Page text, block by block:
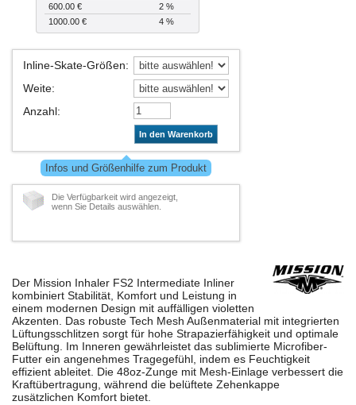
600.00 €
2 %
1000.00 €
4 %
Inline-Skate-Größen:
Weite:
Anzahl:
In den Warenkorb
Infos und Größenhilfe zum Produkt
Die Verfügbarkeit wird angezeigt,
wenn Sie Details auswählen.
Der Mission Inhaler FS2 Intermediate Inliner
kombiniert Stabilität, Komfort und Leistung in
einem modernen Design mit auffälligen violetten
Akzenten. Das robuste Tech Mesh Außenmaterial mit integrierten
Lüftungsschlitzen sorgt für hohe Strapazierfähigkeit und optimale
Belüftung. Im Inneren gewährleistet das sublimierte Microfiber-
Futter ein angenehmes Tragegefühl, indem es Feuchtigkeit
effizient ableitet. Die 48oz-Zunge mit Mesh-Einlage verbessert die
Kraftübertragung, während die belüftete Zehenkappe
zusätzlichen Komfort bietet.